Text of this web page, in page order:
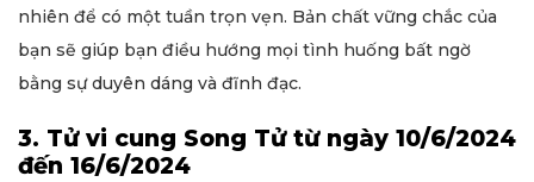
nhiên để có một tuần trọn vẹn. Bản chất vững chắc của
bạn sẽ giúp bạn điều hướng mọi tình huống bất ngờ
bằng sự duyên dáng và đĩnh đạc.
3. Tử vi cung Song Tử từ ngày 10/6/2024
đến 16/6/2024